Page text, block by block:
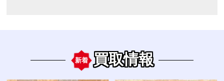
新着 買取情報